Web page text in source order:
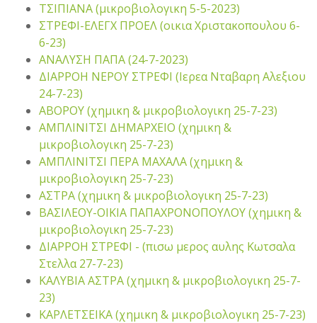
ΤΣΙΠΙΑΝΑ (μικροβιολογικη 5-5-2023)
ΣΤΡΕΦΙ-ΕΛΕΓΧ ΠΡΟΕΛ (οικια Χριστακοπουλου 6-
6-23)
ΑΝΑΛΥΣΗ ΠΑΠΑ (24-7-2023)
ΔΙΑΡΡΟΗ ΝΕΡΟΥ ΣΤΡΕΦΙ (Ιερεα Νταβαρη Αλεξιου
24-7-23)
ΑΒΟΡΟΥ (χημικη & μικροβιολογικη 25-7-23)
ΑΜΠΛΙΝΙΤΣΙ ΔΗΜΑΡΧΕΙΟ (χημικη &
μικροβιολογικη 25-7-23)
ΑΜΠΛΙΝΙΤΣΙ ΠΕΡΑ ΜΑΧΑΛΑ (χημικη &
μικροβιολογικη 25-7-23)
ΑΣΤΡΑ (χημικη & μικροβιολογικη 25-7-23)
ΒΑΣΙΛΕΟΥ-ΟΙΚΙΑ ΠΑΠΑΧΡΟΝΟΠΟΥΛΟΥ (χημικη &
μικροβιολογικη 25-7-23)
ΔΙΑΡΡΟΗ ΣΤΡΕΦΙ - (πισω μερος αυλης Κωτσαλα
Στελλα 27-7-23)
ΚΑΛΥΒΙΑ ΑΣΤΡΑ (χημικη & μικροβιολογικη 25-7-
23)
ΚΑΡΛΕΤΣΕΙΚΑ (χημικη & μικροβιολογικη 25-7-23)